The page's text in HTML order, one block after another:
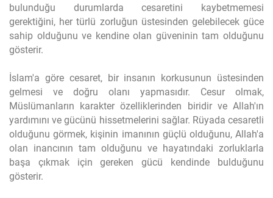
bulunduğu durumlarda cesaretini kaybetmemesi
gerektiğini, her türlü zorluğun üstesinden gelebilecek güce
sahip olduğunu ve kendine olan güveninin tam olduğunu
gösterir.
İslam'a göre cesaret, bir insanın korkusunun üstesinden
gelmesi ve doğru olanı yapmasıdır. Cesur olmak,
Müslümanların karakter özelliklerinden biridir ve Allah'ın
yardımını ve gücünü hissetmelerini sağlar. Rüyada cesaretli
olduğunu görmek, kişinin imanının güçlü olduğunu, Allah'a
olan inancının tam olduğunu ve hayatındaki zorluklarla
başa çıkmak için gereken gücü kendinde bulduğunu
gösterir.